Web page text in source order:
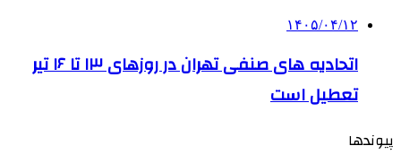
۱۴۰۵/۰۴/۱۲
اتحادیه های صنفی تهران در روزهای ۱۳ تا ۱۶ تیر
تعطیل است
پیوندها